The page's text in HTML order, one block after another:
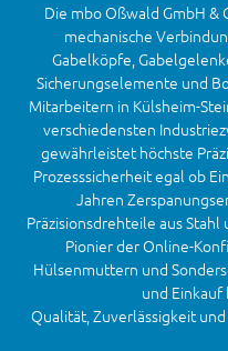
Die mbo Oßwald GmbH
mechanische
Gabelköpfe,
Sicherungselemente und
Mitarbeitern in Külsheim-
verschiedensten
gewährleistet höchste
Prozesssicherheit egal ob
Jahren
Präzisionsdrehteile aus
Pionier der Online-
Hülsenmuttern und
und Einkauf
Qualität, Zuverlässigkeit